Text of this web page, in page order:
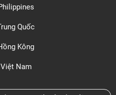
Quốc
Kông
Nam